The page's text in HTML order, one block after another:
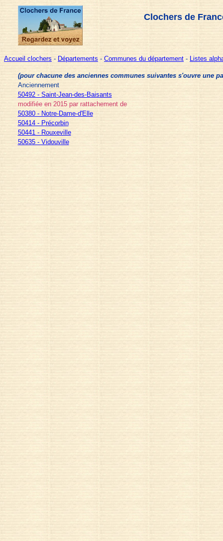
Clochers de
Accueil clochers - Départements - Communes du département - Listes
(pour chacune des anciennes communes suivantes s'ouvre une
Anciennement
50492 - Saint-Jean-des-Baisants
modifiée en 2015 par rattachement de
50380 - Notre-Dame-d'Elle
50414 - Précorbin
50441 - Rouxeville
50635 - Vidouville